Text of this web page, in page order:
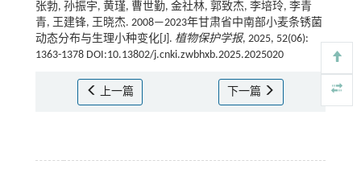
张勃, 孙振宇, 黄瑾, 曹世勤, 金社林, 郭致杰, 李培玲, 李青
青, 王建锋, 王晓杰. 2008—2023年甘肃省中南部小麦条锈菌
动态分布与生理小种变化[J]. 植物保护学报, 2025, 52(06):
1363-1378 DOI:10.13802/j.cnki.zwbhxb.2025.2025020
上一篇 下一篇